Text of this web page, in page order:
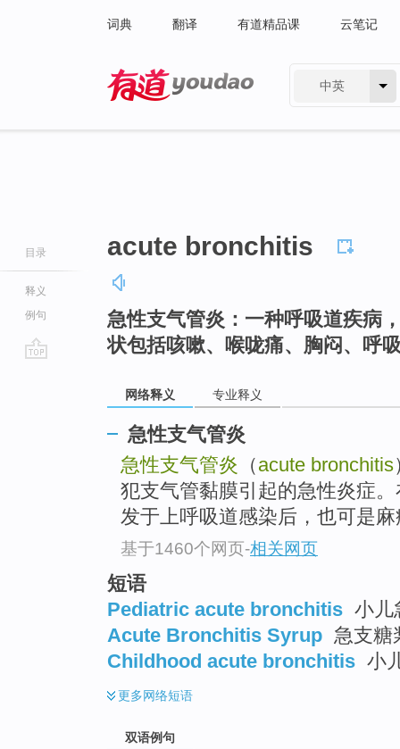
词典 翻译 有道精品课 云笔记
中英
目录
释义
例句
acute bronchitis
急性支气管炎：一种呼吸道疾病
状包括咳嗽、喉咙痛、胸闷、呼
网络释义 专业释义
急性支气管炎
急性支气管炎 （acute bronchitis
犯支气管黏膜引起的急性炎症
发于上呼吸道感染后，也可是
基于1460个网页-相关网页
短语
Pediatric acute bronchitis 小儿
Acute Bronchitis Syrup 急支糖
Childhood acute bronchitis 小
更多网络短语
双语例句